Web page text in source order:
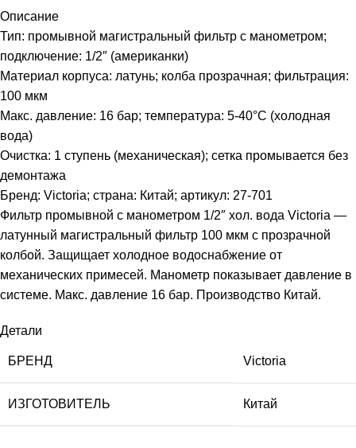
Описание
Тип: промывной магистральный фильтр с манометром;
подключение: 1/2″ (американки)
Материал корпуса: латунь; колба прозрачная; фильтрация:
100 мкм
Макс. давление: 16 бар; температура: 5-40°С (холодная
вода)
Очистка: 1 ступень (механическая); сетка промывается без
демонтажа
Бренд: Victoria; страна: Китай; артикул: 27-701
Фильтр промывной с манометром 1/2″ хол. вода Victoria —
латунный магистральный фильтр 100 мкм с прозрачной
колбой. Защищает холодное водоснабжение от
механических примесей. Манометр показывает давление в
системе. Макс. давление 16 бар. Производство Китай.
Детали
БРЕНД Victoria
ИЗГОТОВИТЕЛЬ Китай